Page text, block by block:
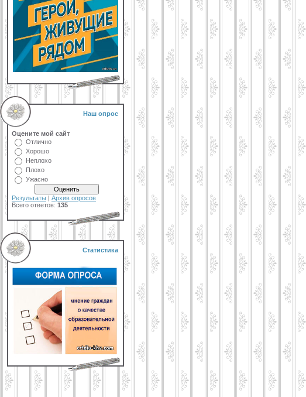
Наш опрос
Оцените мой сайт
Отлично
Хорошо
Неплохо
Плохо
Ужасно
Результаты | Архив опросов
Всего ответов: 135
Статистика